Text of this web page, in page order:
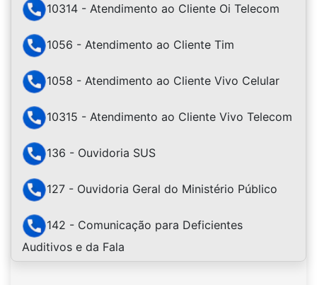
10314 - Atendimento ao Cliente Oi Telecom
1056 - Atendimento ao Cliente Tim
1058 - Atendimento ao Cliente Vivo Celular
10315 - Atendimento ao Cliente Vivo Telecom
136 - Ouvidoria SUS
127 - Ouvidoria Geral do Ministério Público
142 - Comunicação para Deficientes
Auditivos e da Fala